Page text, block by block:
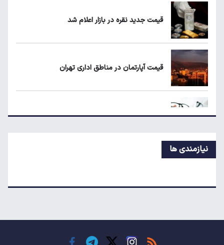
شرط جدید دریافت یارانه و کالابرگ
قیمت جدید نقره در بازار اعلام شد
قیمت آپارتمان در مناطق اداری تهران
افزایش تعرفه گمرکی، عینک را گران کرد
نیازمندی ها